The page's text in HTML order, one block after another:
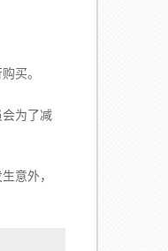
买。
为了减
意外，